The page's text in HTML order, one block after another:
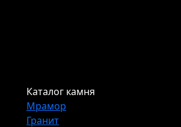
Каталог камня
Мрамор
Гранит